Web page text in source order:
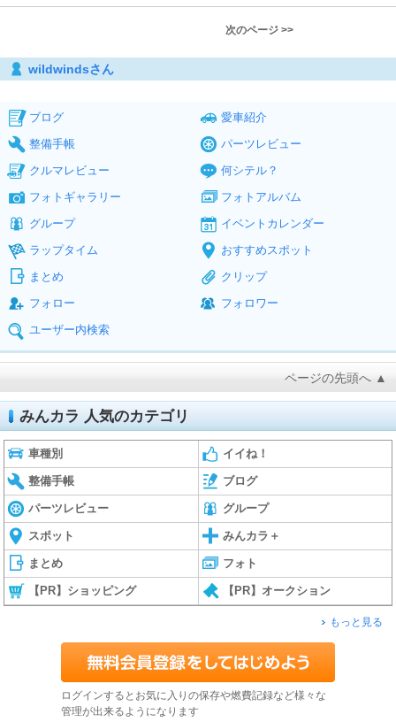
次のページ >>
wildwindsさん
ブログ
愛車紹介
整備手帳
パーツレビュー
クルマレビュー
何シテル？
フォトギャラリー
フォトアルバム
グループ
イベントカレンダー
ラップタイム
おすすめスポット
まとめ
クリップ
フォロー
フォロワー
ユーザー内検索
ページの先頭へ ▲
みんカラ 人気のカテゴリ
車種別 イイね！
整備手帳 ブログ
パーツレビュー グループ
スポット みんカラ＋
まとめ フォト
【PR】ショッピング 【PR】オークション
もっと見る
ログインするとお気に入りの保存や燃費記録など様々な
管理が出来るようになります